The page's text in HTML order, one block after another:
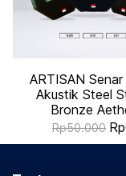
ARTISAN
Akustik Steel
Bronze
Rp50.000